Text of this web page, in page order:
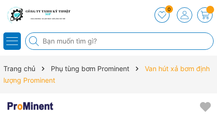
0
Trang chủ Phụ tùng bơm Prominent
Van hút xả bơm định
lượng Prominent